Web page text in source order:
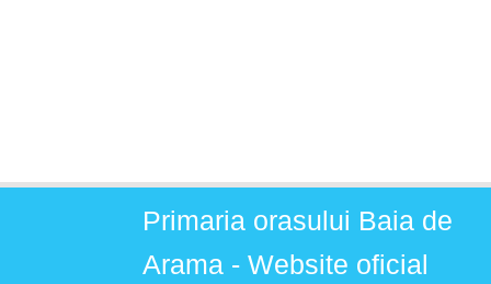
Primaria orasului Baia de
Arama - Website oficial